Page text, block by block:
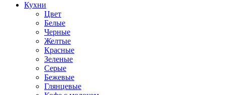
Кухни
Цвет
Белые
Черные
Желтые
Красные
Зеленые
Серые
Бежевые
Глянцевые